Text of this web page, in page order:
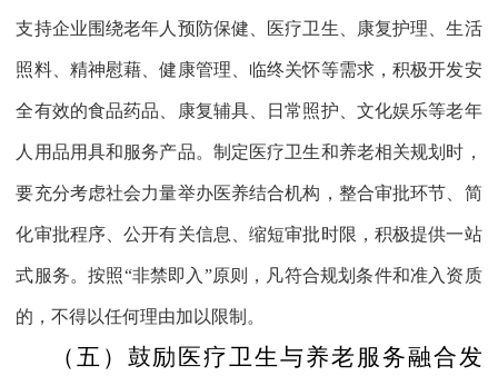
支持企业围绕老年人预防保健、医疗卫生、康复护理、生活
照料、精神慰藉、健康管理、临终关怀等需求，积极开发安
全有效的食品药品、康复辅具、日常照护、文化娱乐等老年
人用品用具和服务产品。制定医疗卫生和养老相关规划时，
要充分考虑社会力量举办医养结合机构，整合审批环节、简
化审批程序、公开有关信息、缩短审批时限，积极提供一站
式服务。按照“非禁即入”原则，凡符合规划条件和准入资质
的，不得以任何理由加以限制。
（五）鼓励医疗卫生与养老服务融合发